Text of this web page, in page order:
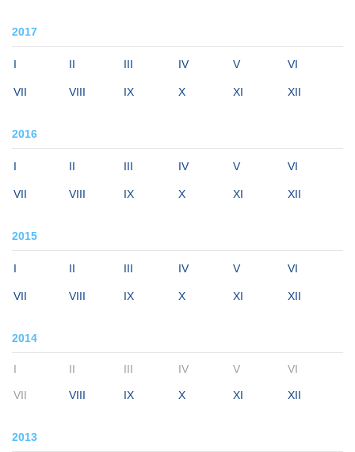
2017
I II III IV V VI
VII VIII IX X XI XII
2016
I II III IV V VI
VII VIII IX X XI XII
2015
I II III IV V VI
VII VIII IX X XI XII
2014
I II III IV V VI
VII VIII IX X XI XII
2013